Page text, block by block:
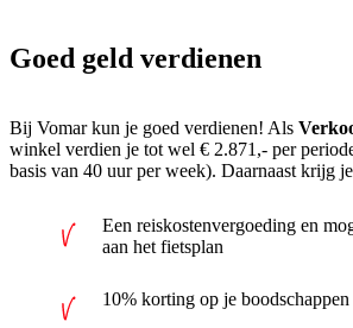
Goed geld verdienen
Bij Vomar kun je goed verdienen! Als
winkel verdien je tot wel € 2.871,- per
basis van 40 uur per week). Daarnaast krijg
Een reiskostenvergoeding en
aan het fietsplan
10% korting op je